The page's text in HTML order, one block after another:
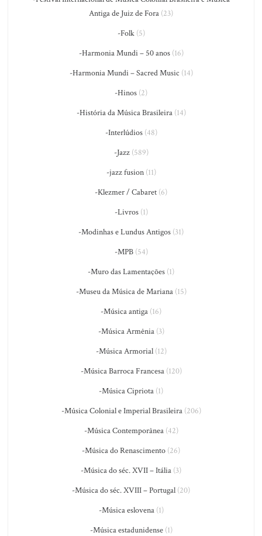
Antiga de Juiz de Fora (23)
-Folk(5)
-Harmonia Mundi – 50 anos(16)
-Harmonia Mundi – Sacred Music (14)
-Hinos (2)
-História da Música Brasileira(14)
-Interlúdios(48)
-Jazz(589)
-jazz fusion(11)
-Klezmer / Cabaret (6)
-Livros(1)
-Modinhas e Lundus Antigos (31)
-MPB(54)
-Muro das Lamentações (1)
-Museu da Música de Mariana(15)
-Música antiga (16)
-Música Armênia(3)
-Música Armorial(12)
-Música Barroca Francesa(120)
-Música Cipriota (1)
-Música Colonial e Imperial Brasileira(206)
-Música Contemporânea(42)
-Música do Renascimento (26)
-Música do séc. XVII – Itália (3)
-Música do séc. XVIII – Portugal (20)
-Música eslovena(1)
-Música estadunidense(1)